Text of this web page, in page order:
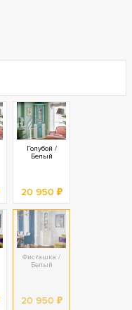
Голубой /
Белый
20 950 ₽
Фисташка /
Белый
20 950 ₽